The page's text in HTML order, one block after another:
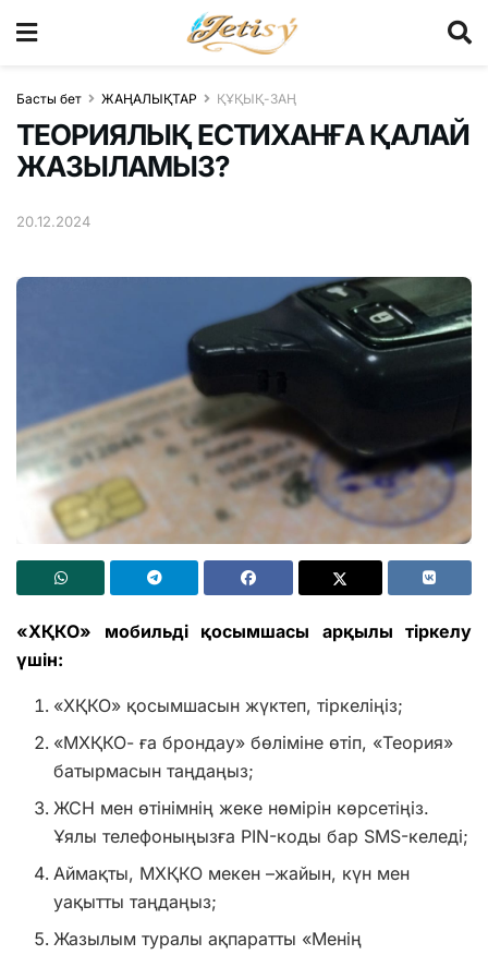
Басты бет ЖАҢАЛЫҚТАР ҚҰҚЫҚ-ЗАҢ
ТЕОРИЯЛЫҚ ЕСТИХАНҒА ҚАЛАЙ
ЖАЗЫЛАМЫЗ?
20.12.2024
«ХҚКО» мобильді қосымшасы арқылы тіркелу
үшін:
«ХҚКО» қосымшасын жүктеп, тіркеліңіз;
«МХҚКО- ға брондау» бөліміне өтіп, «Теория»
батырмасын таңдаңыз;
ЖСН мен өтінімнің жеке нөмірін көрсетіңіз.
Ұялы телефоныңызға PIN-коды бар SMS-келеді;
Аймақты, МХҚКО мекен –жайын, күн мен
уақытты таңдаңыз;
Жазылым туралы ақпаратты «Менің